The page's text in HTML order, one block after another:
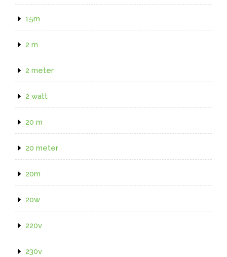
15m
2 m
2 meter
2 watt
20 m
20 meter
20m
20w
220v
230v